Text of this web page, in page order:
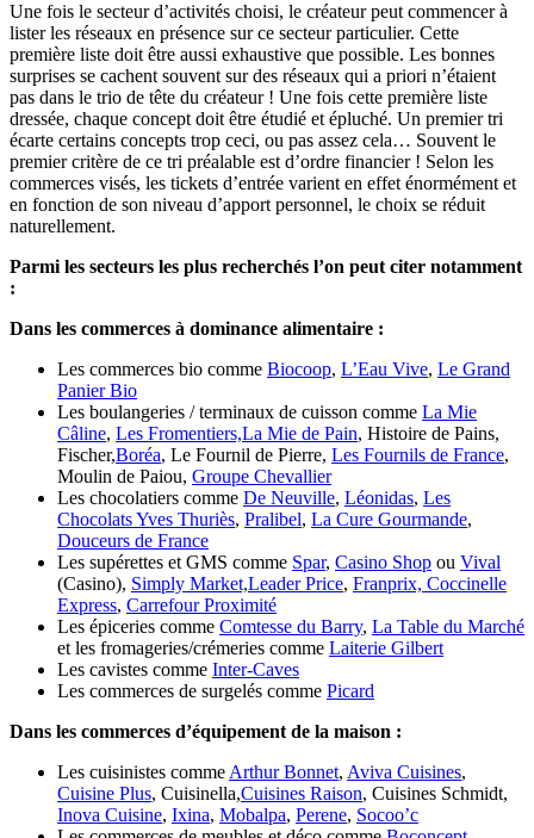
Une fois le secteur d’activités choisi, le créateur peut commencer à
lister les réseaux en présence sur ce secteur particulier. Cette
première liste doit être aussi exhaustive que possible. Les bonnes
surprises se cachent souvent sur des réseaux qui a priori n’étaient
pas dans le trio de tête du créateur ! Une fois cette première liste
dressée, chaque concept doit être étudié et épluché. Un premier tri
écarte certains concepts trop ceci, ou pas assez cela… Souvent le
premier critère de ce tri préalable est d’ordre financier ! Selon les
commerces visés, les tickets d’entrée varient en effet énormément et
en fonction de son niveau d’apport personnel, le choix se réduit
naturellement.
Parmi les secteurs les plus recherchés l’on peut citer notamment
:
Dans les commerces à dominance alimentaire :
Les commerces bio comme Biocoop, L’Eau Vive, Le Grand
Panier Bio
Les boulangeries / terminaux de cuisson comme La Mie
Câline, Les Fromentiers,La Mie de Pain, Histoire de Pains,
Fischer,Boréa, Le Fournil de Pierre, Les Fournils de France,
Moulin de Paiou, Groupe Chevallier
Les chocolatiers comme De Neuville, Léonidas, Les
Chocolats Yves Thuriès, Pralibel, La Cure Gourmande,
Douceurs de France
Les supérettes et GMS comme Spar, Casino Shop ou Vival
(Casino), Simply Market,Leader Price, Franprix, Coccinelle
Express, Carrefour Proximité
Les épiceries comme Comtesse du Barry, La Table du Marché
et les fromageries/crémeries comme Laiterie Gilbert
Les cavistes comme Inter-Caves
Les commerces de surgelés comme Picard
Dans les commerces d’équipement de la maison :
Les cuisinistes commeArthur Bonnet, Aviva Cuisines,
Cuisine Plus, Cuisinella,Cuisines Raison, Cuisines Schmidt,
Inova Cuisine, Ixina, Mobalpa, Perene, Socoo’c